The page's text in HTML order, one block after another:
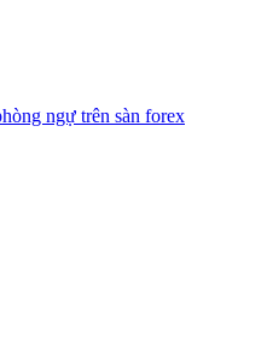
ngự trên sàn forex